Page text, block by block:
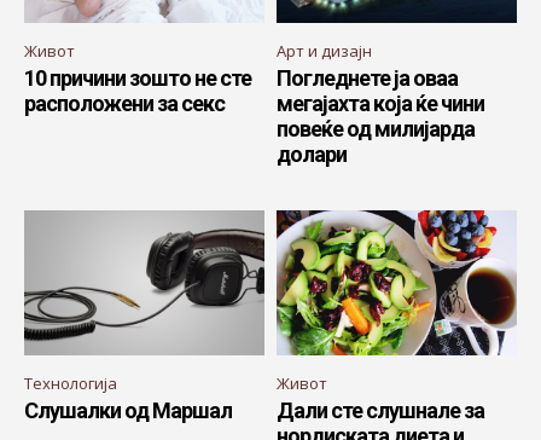
Живот
10 причини зошто не сте
расположени за секс
Арт и дизајн
Погледнете ја оваа
мегајахта која ќе чини
повеќе од милијарда
долари
Технологија
Слушалки од Маршал
Живот
Дали сте слушнале за